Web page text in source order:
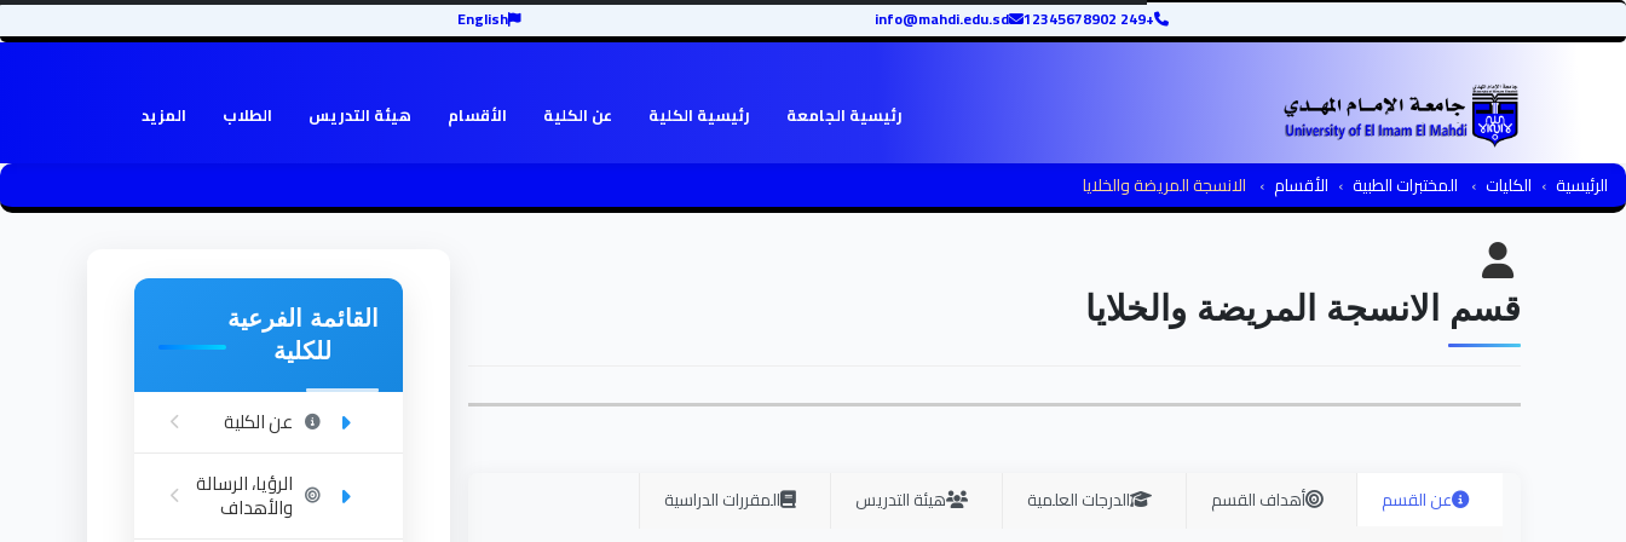
+249 12345678902
info@mahdi.edu.sd
English
رئيسية الجامعة رئيسية الكلية عن الكلية الأقسام هيئة التدريس الطلاب المزيد
الرئيسية الكليات المختبرات الطبية الأقسام الانسجة المريضة والخلايا
قسم الانسجة المريضة والخلايا
عن القسم أهداف القسم الدرجات العلمية هيئة التدريس
المقررات الدراسية
القائمة الفرعية
للكلية
عن الكلية
الرؤيا، الرسالة
والأهداف